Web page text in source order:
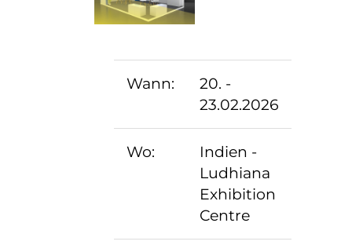
Wann:
20. -
23.02.2026
Wo:
Indien -
Ludhiana
Exhibition
Centre